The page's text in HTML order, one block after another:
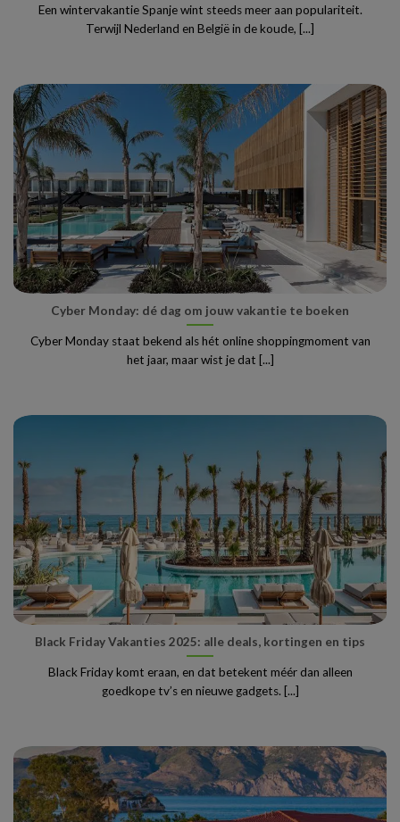
Een wintervakantie Spanje wint steeds meer aan populariteit.
Terwijl Nederland en België in de koude, [...]
Cyber Monday: dé dag om jouw vakantie te boeken
Cyber Monday staat bekend als hét online shoppingmoment van
het jaar, maar wist je dat [...]
Black Friday Vakanties 2025: alle deals, kortingen en tips
Black Friday komt eraan, en dat betekent méér dan alleen
goedkope tv’s en nieuwe gadgets. [...]